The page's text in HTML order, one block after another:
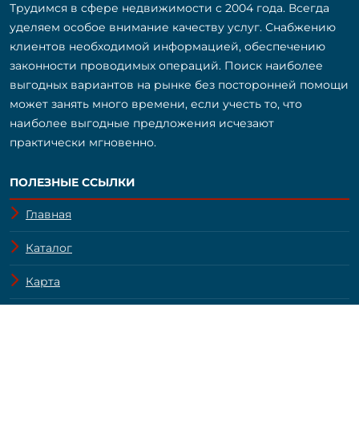
Трудимся в сфере недвижимости с 2004 года. Всегда
уделяем особое внимание качеству услуг. Снабжению
клиентов необходимой информацией, обеспечению
законности проводимых операций. Поиск наиболее
выгодных вариантов на рынке без посторонней помощи
может занять много времени, если учесть то, что
наиболее выгодные предложения исчезают
практически мгновенно.
ПОЛЕЗНЫЕ ССЫЛКИ
Главная
Каталог
Карта